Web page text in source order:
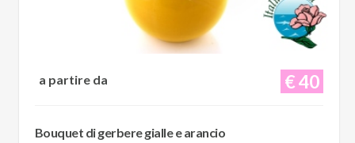
€ 40
a partire da
Bouquet di gerbere gialle e arancio